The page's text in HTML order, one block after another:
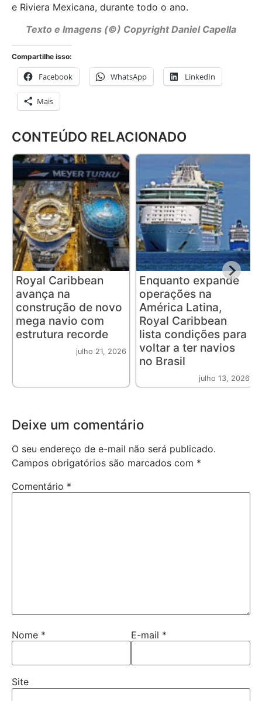
e Riviera Mexicana, durante todo o ano.
Texto e Imagens (©) Copyright Daniel Capella
Compartilhe isso:
Facebook WhatsApp LinkedIn
Mais
CONTEÚDO RELACIONADO
Royal Caribbean
avança na
construção de novo
mega navio com
estrutura recorde
julho 21, 2026
Enquanto expande
operações na
América Latina,
Royal Caribbean
lista condições para
voltar a ter navios
no Brasil
julho 13, 2026
Deixe um comentário
O seu endereço de e-mail não será publicado.
Campos obrigatórios são marcados com *
Comentário *
Nome * E-mail *
Site